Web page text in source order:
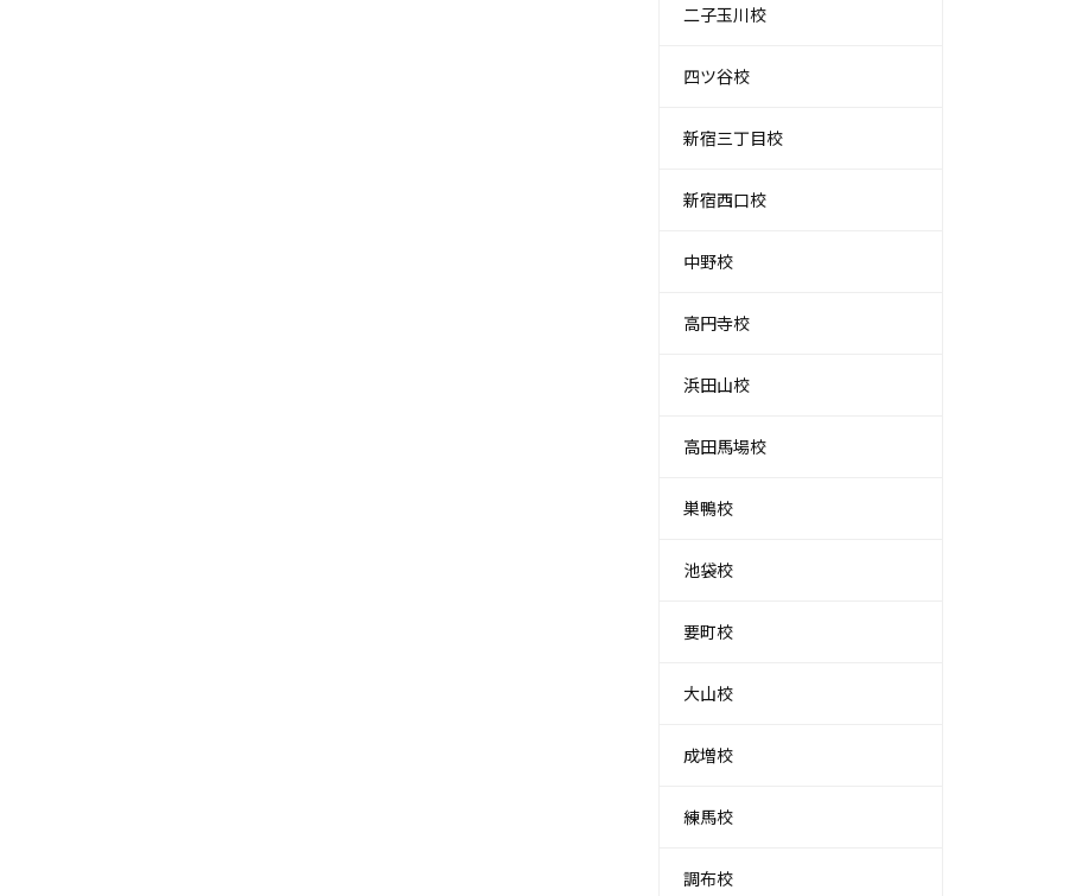
二子玉川校
四ツ谷校
新宿三丁目校
新宿西口校
中野校
高円寺校
浜田山校
高田馬場校
巣鴨校
池袋校
要町校
大山校
成増校
練馬校
調布校